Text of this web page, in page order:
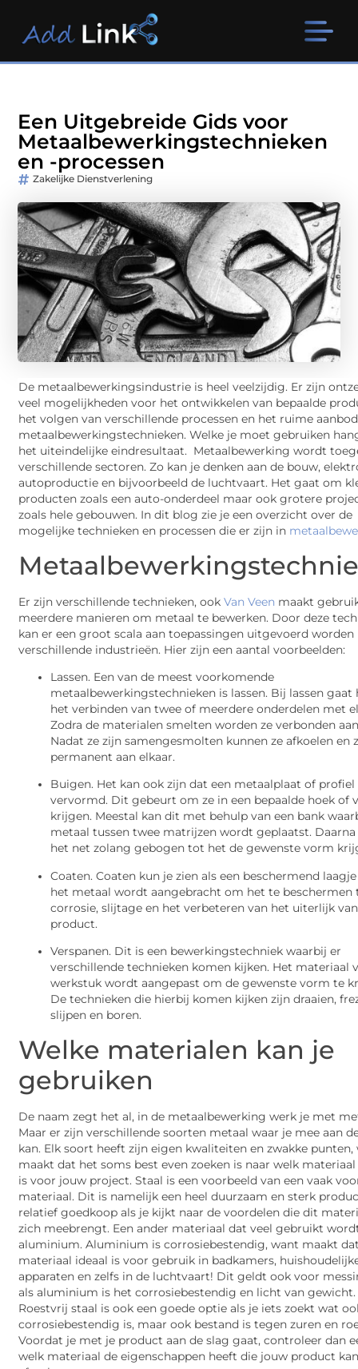
Een Uitgebreide Gids voor
Metaalbewerkingstechnieken
en -processen
Zakelijke Dienstverlening
De metaalbewerkingsindustrie is heel veelzijdig. Er zijn
veel mogelijkheden voor het ontwikkelen van bepaalde
het volgen van verschillende processen en het ruime
metaalbewerkingstechnieken. Welke je moet gebruiken
het uiteindelijke eindresultaat. Metaalbewerking wordt
verschillende sectoren. Zo kan je denken aan de bouw,
autoproductie en bijvoorbeeld de luchtvaart. Het gaat om
producten zoals een auto-onderdeel maar ook grotere
zoals hele gebouwen. In dit blog zie je een overzicht over de
mogelijke technieken en processen die er zijn in
Er zijn verschillende technieken, ookVan Veen maakt
meerdere manieren om metaal te bewerken. Door deze
kan er een groot scala aan toepassingen uitgevoerd worden
verschillende industrieën. Hier zijn een aantal voorbeelden:
Lassen. Een van de meest voorkomende
metaalbewerkingstechnieken is lassen. Bij lassen gaat
het verbinden van twee of meerdere onderdelen met
Zodra de materialen smelten worden ze verbonden
Nadat ze zijn samengesmolten kunnen ze afkoelen en
permanent aan elkaar.
Buigen. Het kan ook zijn dat een metaalplaat of
vervormd. Dit gebeurt om ze in een bepaalde hoek of
krijgen. Meestal kan dit met behulp van een bank
metaal tussen twee matrijzen wordt geplaatst.
het net zolang gebogen tot het de gewenste vorm
Coaten. Coaten kun je zien als een beschermend
het metaal wordt aangebracht om het te beschermen
corrosie, slijtage en het verbeteren van het uiterlijk
product.
Verspanen. Dit is een bewerkingstechniek waarbij er
verschillende technieken komen kijken. Het materiaal
werkstuk wordt aangepast om de gewenste vorm te
De technieken die hierbij komen kijken zijn draaien,
slijpen en boren.
Welke materialen kan je
gebruiken
De naam zegt het al, in de metaalbewerking werk je met
Maar er zijn verschillende soorten metaal waar je mee aan
kan. Elk soort heeft zijn eigen kwaliteiten en zwakke punten,
maakt dat het soms best even zoeken is naar welk
is voor jouw project. Staal is een voorbeeld van een vaak
materiaal. Dit is namelijk een heel duurzaam en sterk
relatief goedkoop als je kijkt naar de voordelen die dit
zich meebrengt. Een ander materiaal dat veel gebruikt
aluminium. Aluminium is corrosiebestendig, want maakt
materiaal ideaal is voor gebruik in badkamers,
apparaten en zelfs in de luchtvaart! Dit geldt ook voor
als aluminium is het corrosiebestendig en licht van gewicht.
Roestvrij staal is ook een goede optie als je iets zoekt wat
corrosiebestendig is, maar ook bestand is tegen zuren en
Voordat je met je product aan de slag gaat, controleer dan
welk materiaal de eigenschappen heeft die jouw product